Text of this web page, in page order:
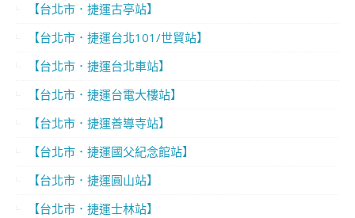
【台北市．捷運古亭站】
【台北市．捷運台北101/世貿站】
【台北市．捷運台北車站】
【台北市．捷運台電大樓站】
【台北市．捷運善導寺站】
【台北市．捷運國父紀念館站】
【台北市．捷運圓山站】
【台北市．捷運士林站】